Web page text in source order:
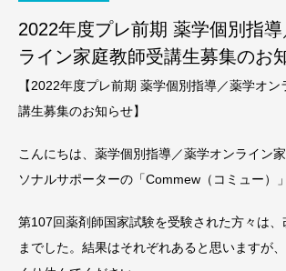
2022年度プレ前期 薬学個別指
ライン家庭教師受講生募集のお
【2022年度プレ前期 薬学個別指導／薬学オ
講生募集のお知らせ】
こんにちは、薬学個別指導／薬学オンライン
ソナルサポーターの「Commew（コミュー）
第107回薬剤師国家試験を受験された方々は、
までした。結果はそれぞれあると思いますが